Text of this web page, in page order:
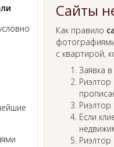
Сайты
Как правило
с квартирой,
Заявка
Если
Риэлтор